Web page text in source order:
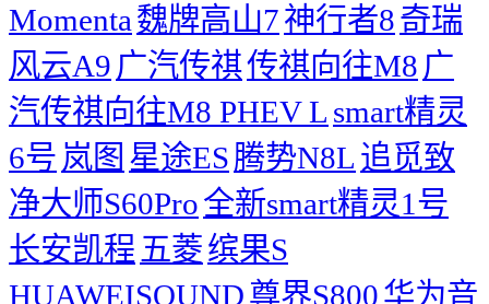
Momenta 魏牌高山7神行者8奇瑞
风云A9 广汽传祺传祺向往M8 广
汽传祺向往M8 PHEV L smart精灵
6号 岚图 星途ES腾势N8L 追觅致
净大师S60Pro全新smart精灵1号
长安凯程 五菱缤果S
HUAWEISOUND尊界S800华为音